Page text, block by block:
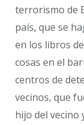
terrorismo de
país, que se
en los libros
cosas en el
centros de
vecinos, que
hijo del vecino